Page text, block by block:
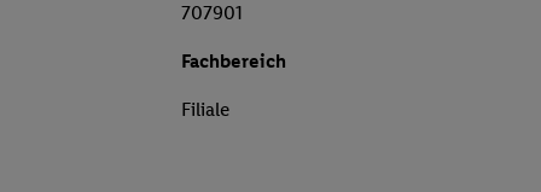
707901
Fachbereich
Filiale